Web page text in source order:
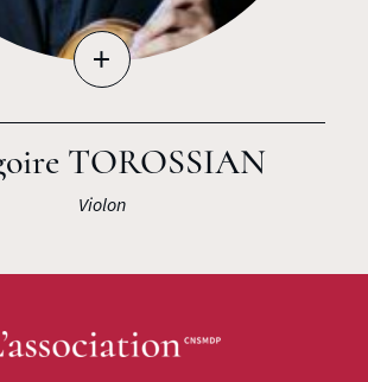
+
TOROSSIAN
Violon